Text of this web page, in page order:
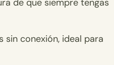
sin conexión, ideal para